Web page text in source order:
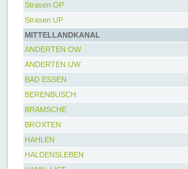
Strasen OP
Strasen UP
MITTELLANDKANAL
ANDERTEN OW
ANDERTEN UW
BAD ESSEN
BERENBUSCH
BRAMSCHE
BROXTEN
HAHLEN
HALDENSLEBEN